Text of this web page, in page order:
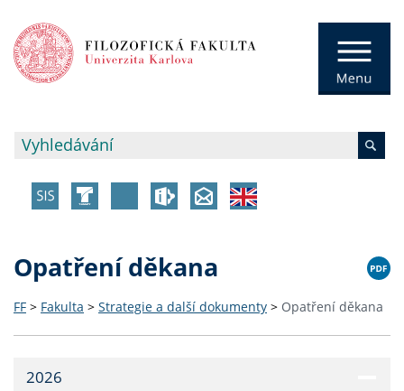
Opatření děkana
FF > Fakulta > Strategie a další dokumenty > Opatření děkana
2026